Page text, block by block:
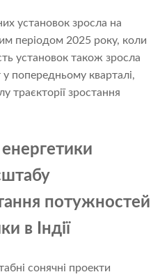
установок зросла на
періодом 2025 року, коли
установок також зросла
попередньому кварталі,
траєкторії зростання
потужностей
в Індії
сонячні проекти